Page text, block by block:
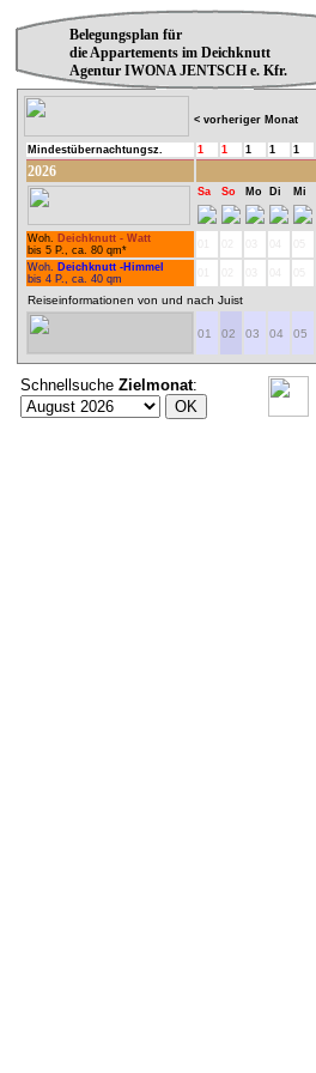
Belegungsplan für
die Appartements im Deichknutt
Agentur IWONA JENTSCH e. Kfr.
< vorheriger Monat
Mindestübernachtungsz. 1 1 1 1 1
2026
Sa So Mo Di Mi
Woh. Deichknutt - Watt
bis 5 P., ca. 80 qm*
Woh. Deichknutt -Himmel
bis 4 P., ca. 40 qm
Reiseinformationen von und nach Juist
01 02 03 04 05
Schnellsuche Zielmonat: